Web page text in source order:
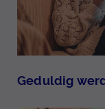
Geduldig